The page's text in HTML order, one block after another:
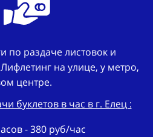
по раздаче листовок и
на улице, у метро,
центре.
буклетов в час в г. Елец :
- 380 руб/час